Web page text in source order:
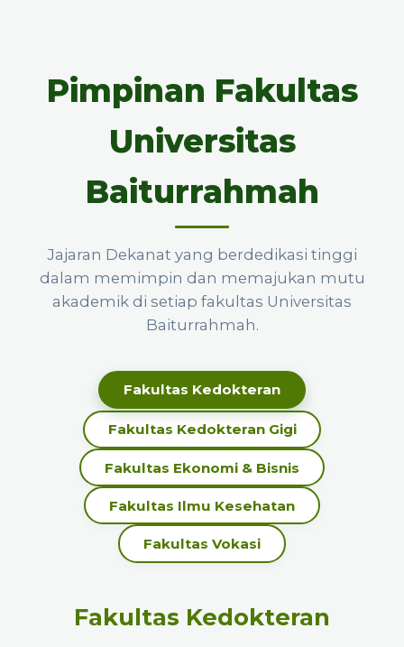
Pimpinan Fakultas
Universitas
Baiturrahmah
Jajaran Dekanat yang berdedikasi tinggi
dalam memimpin dan memajukan mutu
akademik di setiap fakultas Universitas
Baiturrahmah.
Fakultas Kedokteran
Fakultas Kedokteran Gigi
Fakultas Ekonomi & Bisnis
Fakultas Ilmu Kesehatan
Fakultas Vokasi
Fakultas Kedokteran